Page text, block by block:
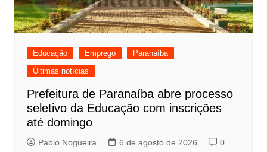
Educação Emprego
Paranaíba
Últimas notícias
Prefeitura de Paranaíba abre processo
seletivo da Educação com inscrições
até domingo
Pablo Nogueira 6 de agosto de 2026 0